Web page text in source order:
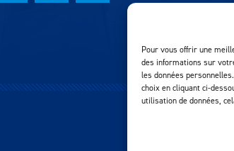
Pour vous offrir une
des informations sur
les données
choix en cliquant ci-
utilisation de données,